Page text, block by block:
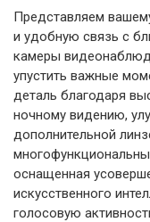
Представляем
и удобную связь с
камеры
упустить важные
деталь благодаря
ночному видению,
дополнительной
оснащенная
искусственного
голосовую